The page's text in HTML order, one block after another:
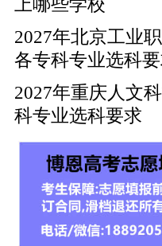
上哪些学校
2027年北京工业
各专科专业选科
2027年重庆人文
科专业选科要求